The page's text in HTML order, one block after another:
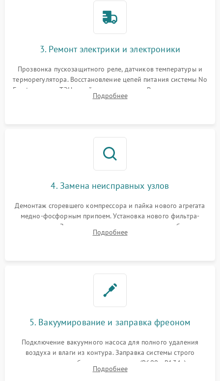
3. Ремонт электрики и электроники
Прозвонка пускозащитного реле, датчиков температуры и
терморегулятора. Восстановление цепей питания системы No
Frost, включая ТЭН оттайки и вентилятор. Ремонт или замена
платы управления при сбоях алгоритмов.
Подробнее
4. Замена неисправных узлов
Демонтаж сгоревшего компрессора и пайка нового агрегата
медно-фосфорным припоем. Установка нового фильтра-
осушителя. Замена изношенных вентиляторов обдува,
сломанных заслонок или поврежденных дверных петель.
Подробнее
5. Вакуумирование и заправка фреоном
Подключение вакуумного насоса для полного удаления
воздуха и влаги из контура. Заправка системы строго
дозированным объемом хладагента (R600a, R134a) по
электронным весам. Контроль рабочего давления в системе.
Подробнее